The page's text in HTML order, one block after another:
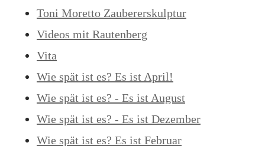
Toni Moretto Zaubererskulptur
Videos mit Rautenberg
Vita
Wie spät ist es? Es ist April!
Wie spät ist es? - Es ist August
Wie spät ist es? - Es ist Dezember
Wie spät ist es? Es ist Februar